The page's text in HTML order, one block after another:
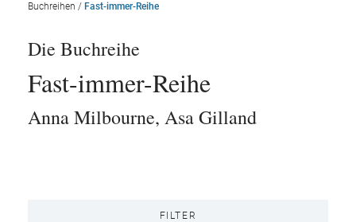
Buchreihen / Fast-immer-Reihe
Die Buchreihe
Fast-immer-Reihe
Anna Milbourne, Asa Gilland
FILTER